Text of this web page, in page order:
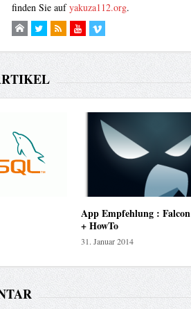
finden Sie aufyakuza112.org.
App Empfehlung :
+ HowTo
31. Januar 2014